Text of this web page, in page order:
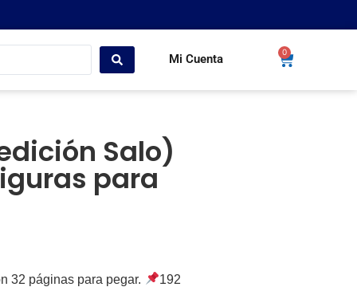
Mi Cuenta
0
Salo)
para
32 páginas para pegar.
192